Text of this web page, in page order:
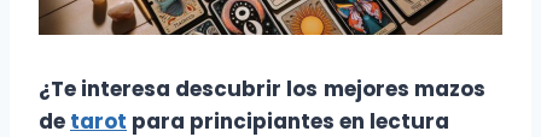
¿Te interesa descubrir los mejores mazos
de tarot para principiantes en lectura